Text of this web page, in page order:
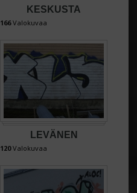
KESKUSTA
166Valokuvaa
LEVÄNEN
120Valokuvaa